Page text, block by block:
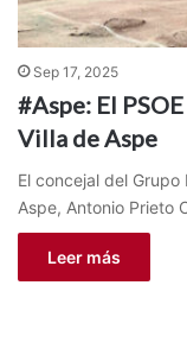
Sep 17, 2025
#Aspe: El
Villa de Aspe
El concejal del
Aspe, Antonio Prieto
Leer más